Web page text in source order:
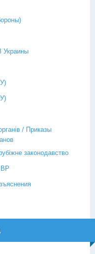
Украины
/ Приказы
законодавство
ВР